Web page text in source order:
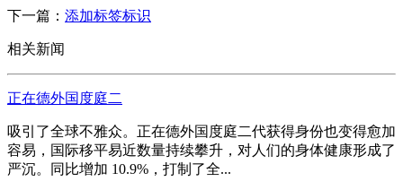
下一篇： 添加标签标识
相关新闻
正在德外国度庭二
吸引了全球不雅众。正在德外国度庭二代获得身份也变得愈加
容易，国际移平易近数量持续攀升，对人们的身体健康形成了
严沉。同比增加 10.9%，打制了全...